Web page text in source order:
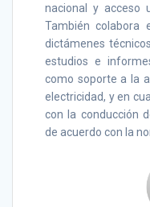
nacional y acceso
También colabora
dictámenes
estudios e
como soporte a la
electricidad, y en
con la conducción
de acuerdo con la